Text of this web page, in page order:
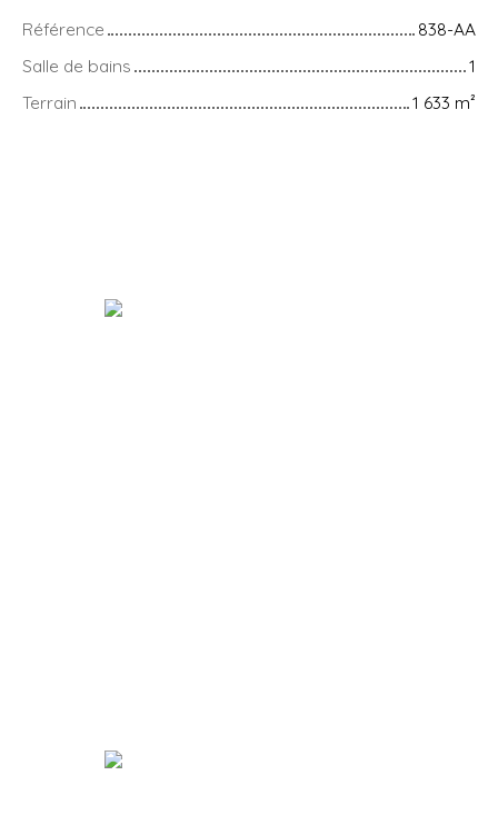
Référence
838-AA
Salle de bains
1
Terrain
1 633 m²